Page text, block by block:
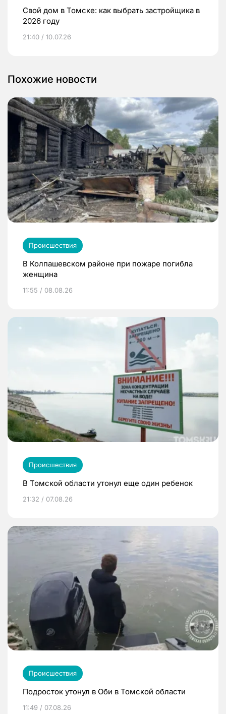
Свой дом в Томске: как выбрать застройщика в
2026 году
21:40 / 10.07.26
Похожие новости
Происшествия
В Колпашевском районе при пожаре погибла
женщина
11:55 / 08.08.26
Происшествия
В Томской области утонул еще один ребенок
21:32 / 07.08.26
Происшествия
Подросток утонул в Оби в Томской области
11:49 / 07.08.26